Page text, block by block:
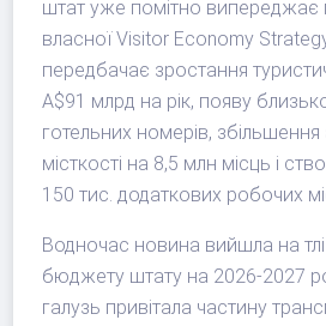
штат уже помітно випереджає
власної Visitor Economy
передбачає зростання
A$91 млрд на рік, появу
готельних номерів, збільшення
місткості на 8,5 млн місць і
150 тис. додаткових робочих
Водночас новина вийшла на тлі
бюджету штату на 2026-2027
галузь привітала частину